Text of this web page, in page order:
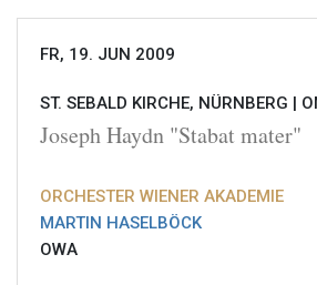
FR, 19. JUN 2009
ST. SEBALD KIRCHE, NÜRNBERG |
Joseph Haydn "Stabat mater"
ORCHESTER WIENER AKADEMIE
MARTIN HASELBÖCK
OWA